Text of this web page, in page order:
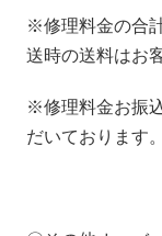
※修理料金の合
送時の送料はお
※修理料金お振
だいております。